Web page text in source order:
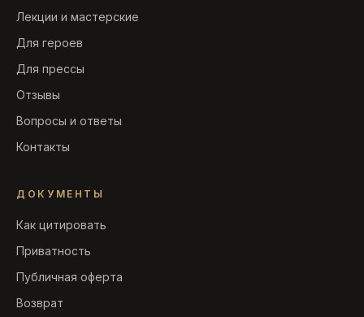
Лекции и мастерские
Для героев
Для прессы
Отзывы
Вопросы и ответы
Контакты
ДОКУМЕНТЫ
Как цитировать
Приватность
Публичная оферта
Возврат